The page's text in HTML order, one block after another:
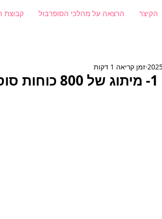
קבוצת הרצאה על מהלכי הסופרבול הקיצר
זמן קריאה 1 דקות